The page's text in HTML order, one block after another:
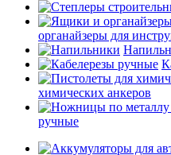
органайзеры для
химических анкеров
ручные